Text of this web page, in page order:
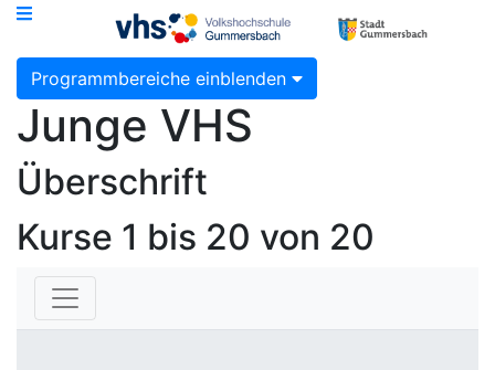
Programmbereiche einblenden
Junge VHS
Überschrift
Kurse 1 bis 20 von 20